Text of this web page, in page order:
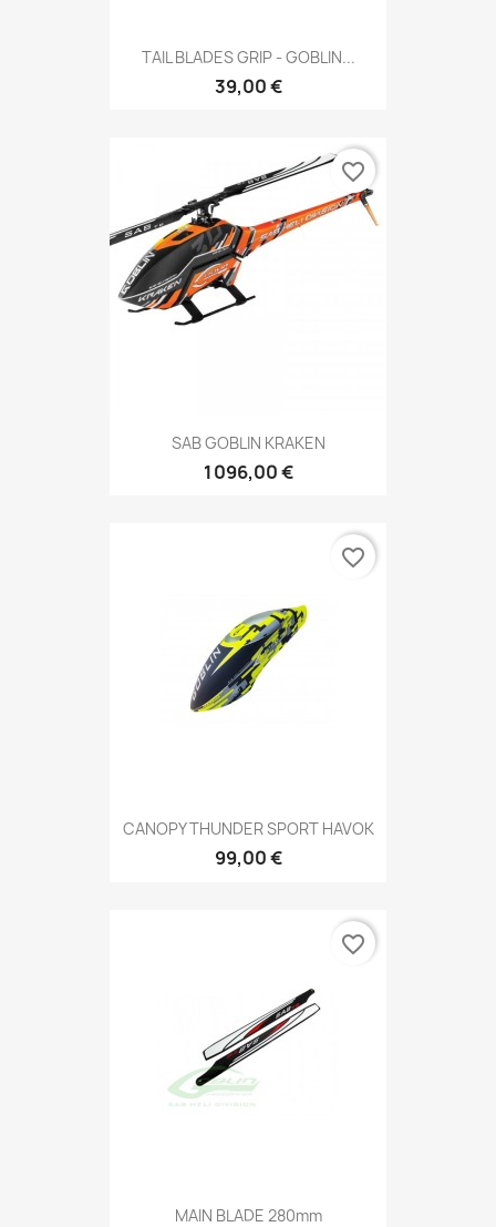
TAIL BLADES GRIP - GOBLIN...
39,00 €
SAB GOBLIN KRAKEN
1 096,00 €
favorite_border
CANOPY THUNDER SPORT HAVOK
99,00 €
favorite_border
MAIN BLADE 280mm
favorite_border